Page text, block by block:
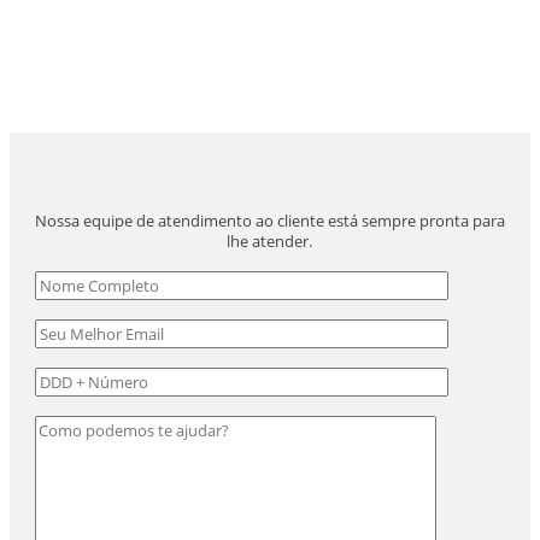
Nossa equipe de atendimento ao cliente está sempre pronta para
lhe atender.